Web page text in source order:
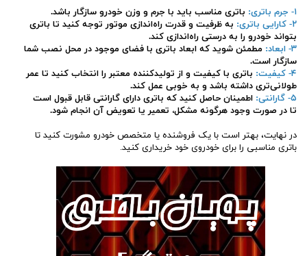
۱- جرم باتری:
باتری مناسب باید با جرم و وزن خودرو سازگار باشد.
۲- کارایی باتری:
به ظرفیت و قدرت راه‌اندازی موتور توجه کنید تا باتری
بتواند خودرو را به درستی راه‌اندازی کند.
۳- ابعاد:
مطمئن شوید که ابعاد باتری با فضای موجود در محل نصب شما
سازگار است.
۴- کیفیت:
باتری با کیفیت و از تولیدکننده معتبر را انتخاب کنید تا عمر
طولانی‌تری داشته باشد و به خوبی عمل کند.
۵- گارانتی:
اطمینان حاصل کنید که باتری دارای گارانتی قابل قبول است
تا در صورت وجود هرگونه مشکل، تعمیر یا تعویض آن انجام شود.
در نهایت، بهتر است با یک فروشنده یا متخصص خودرو مشورت کنید تا
باتری مناسبی را برای خودروی خود خریداری کنید.